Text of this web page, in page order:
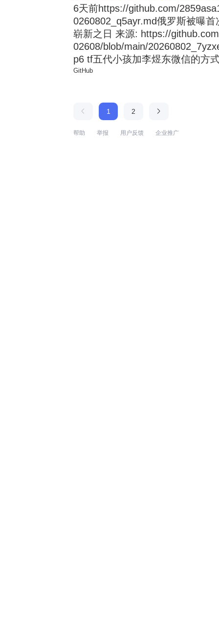
6天前https://github.com/
0260802_q5ayr.md俄罗斯被曝
崭新之日 来源: https://
02608/blob/main/
p6 tf五代小孩加李煜东微信的方
GitHub
1 2
帮助 举报 用户反馈 企业推广